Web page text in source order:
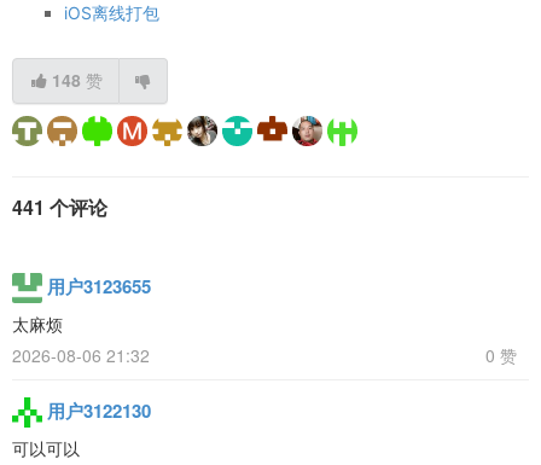
iOS离线打包
148 赞
441 个评论
用户3123655
太麻烦
2026-08-06 21:32
0 赞
用户3122130
可以可以